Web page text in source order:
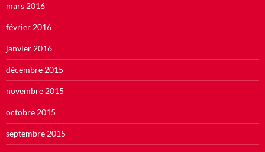
mars 2016
février 2016
janvier 2016
décembre 2015
novembre 2015
octobre 2015
septembre 2015